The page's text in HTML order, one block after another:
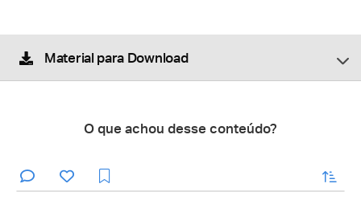
Material para Download
O que achou desse conteúdo?
enviar